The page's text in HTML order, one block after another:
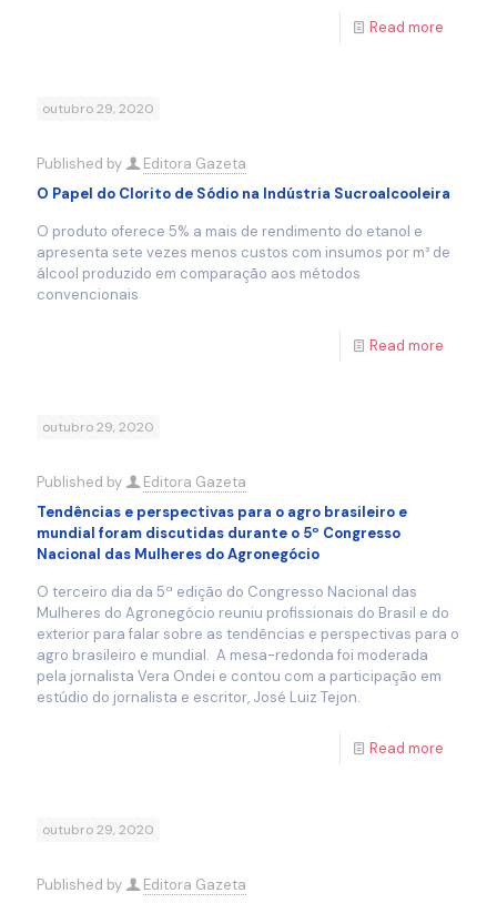
Read more
outubro 29, 2020
Published by
Editora Gazeta
O Papel do Clorito de Sódio na Indústria Sucroalcooleira
O produto oferece 5% a mais de rendimento do etanol e
apresenta sete vezes menos custos com insumos por m³ de
álcool produzido em comparação aos métodos
convencionais
Read more
outubro 29, 2020
Published by
Editora Gazeta
Tendências e perspectivas para o agro brasileiro e
mundial foram discutidas durante o 5º Congresso
Nacional das Mulheres do Agronegócio
O terceiro dia da 5ª edição do Congresso Nacional das
Mulheres do Agronegócio reuniu profissionais do Brasil e do
exterior para falar sobre as tendências e perspectivas para o
agro brasileiro e mundial. A mesa-redonda foi moderada
pela jornalista Vera Ondei e contou com a participação em
estúdio do jornalista e escritor, José Luiz Tejon.
Read more
outubro 29, 2020
Published by Editora Gazeta